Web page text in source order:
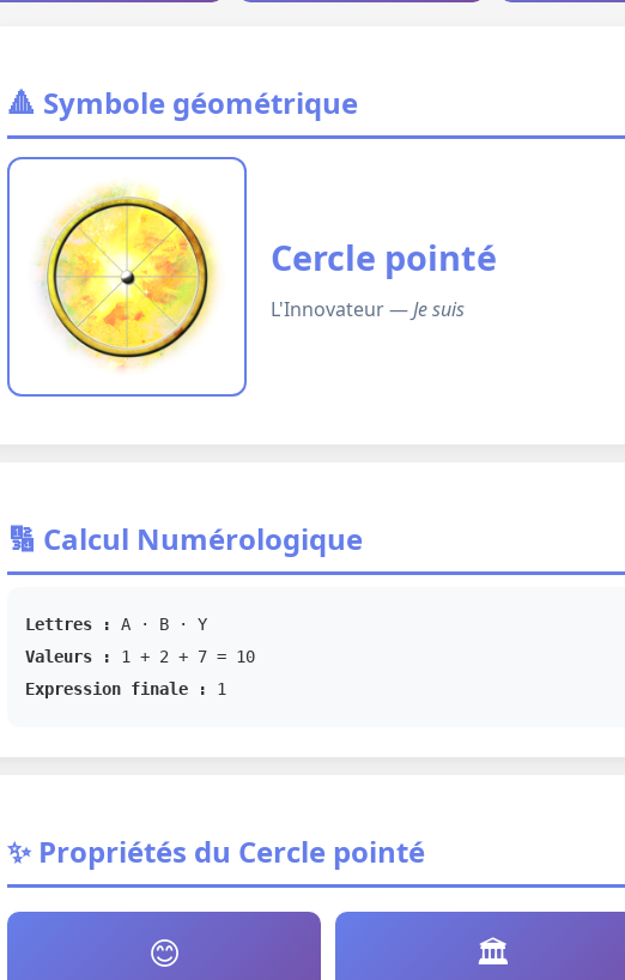
🔺 Symbole géométrique
Cercle pointé
L'Innovateur —Je suis
🔢 Calcul Numérologique
Lettres :
A · B · Y
Valeurs :
1 + 2 + 7 = 10
Expression finale :
1
✨ Propriétés du Cercle pointé
😊 🏛️